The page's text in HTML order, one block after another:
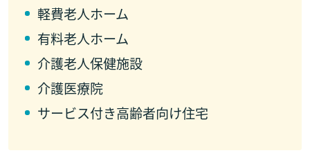
軽費老人ホーム
有料老人ホーム
介護老人保健施設
介護医療院
サービス付き高齢者向け住宅